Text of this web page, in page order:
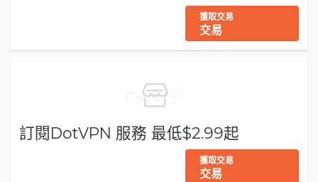
獲取交易
交易
訂閱DotVPN 服務 最低$2.99起
獲取交易
交易